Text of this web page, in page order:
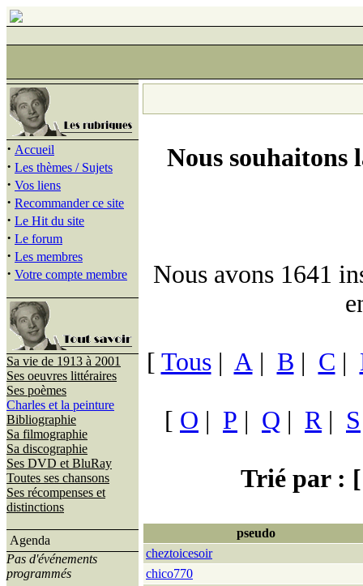
· Accueil
· Les thèmes / Sujets
· Vos liens
· Recommander ce site
· Le Hit du site
· Le forum
· Les membres
· Votre compte membre
Sa vie de 1913 à 2001
Ses oeuvres littéraires
Ses poèmes
Charles et la peinture
Bibliographie
Sa filmographie
Sa discographie
Ses DVD et BluRay
Toutes ses chansons
Ses récompenses et
distinctions
Agenda
Pas d'événements
programmés
Nous souhaitons
Nous avons 1641
[ Tous| A| B | C |
[ O | P | Q | R| S
Trié par : [
pseudo
cheztoicesoir
chico770